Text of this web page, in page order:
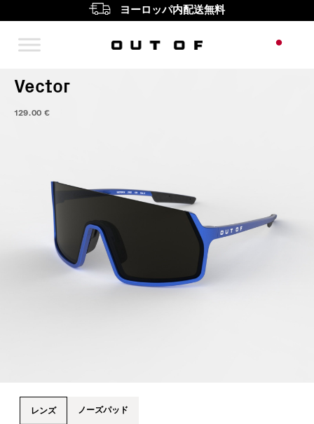
ヨーロッパ内配送無料
メインナビゲーション
Vector
129.00 €
レンズ ノーズパッド